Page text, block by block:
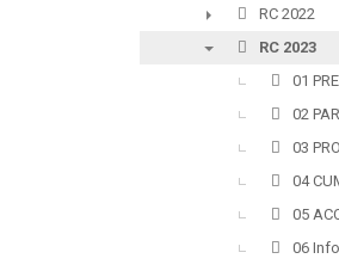
►
RC 2022
RC 2023
01
02
03
04
05
06